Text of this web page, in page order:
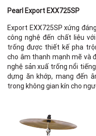
Pearl Export EXX725SP
Export EXX725SP xứng
công nghệ đến chất liệu
trống được thiết kế pha
cho âm thanh mạnh mẽ và
nghệ sản xuấ trống nổi
dựng ăn khớp, mang đến
trong không gian kín cho